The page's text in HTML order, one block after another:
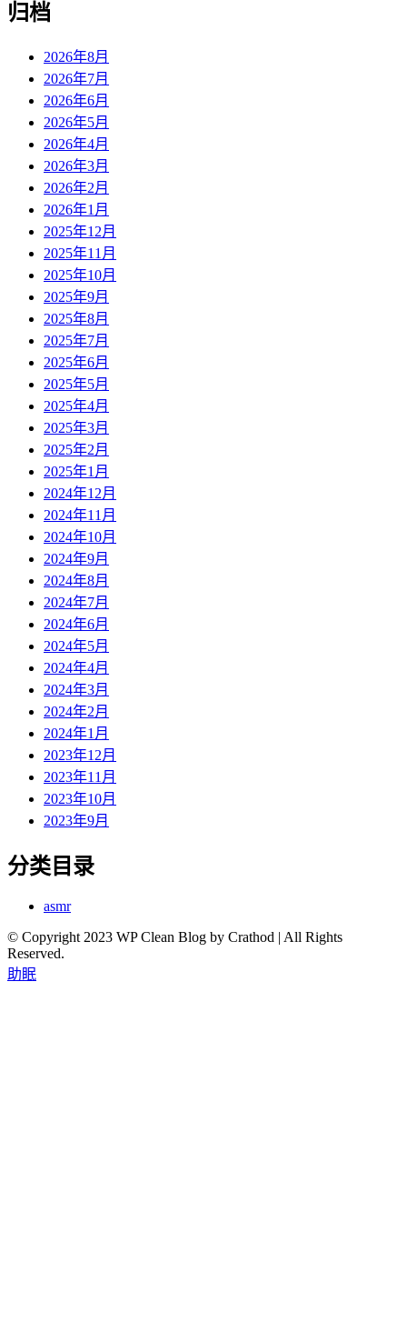
归档
2026年8月
2026年7月
2026年6月
2026年5月
2026年4月
2026年3月
2026年2月
2026年1月
2025年12月
2025年11月
2025年10月
2025年9月
2025年8月
2025年7月
2025年6月
2025年5月
2025年4月
2025年3月
2025年2月
2025年1月
2024年12月
2024年11月
2024年10月
2024年9月
2024年8月
2024年7月
2024年6月
2024年5月
2024年4月
2024年3月
2024年2月
2024年1月
2023年12月
2023年11月
2023年10月
2023年9月
分类目录
asmr
© Copyright 2023 WP Clean Blog by Crathod | All Rights
Reserved.
助眠